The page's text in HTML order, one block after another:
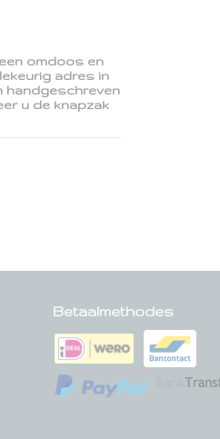
omdoos en
adres in
handgeschreven
u de knapzak
Betaalmethodes